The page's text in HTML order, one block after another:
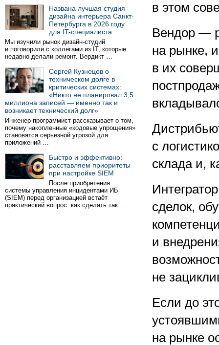
Названа лучшая студия
дизайна интерьера Санкт-
Петербурга в 2026 году
для IT-специалиста
Мы изучили рынок дизайн-студий
и поговорили с коллегами из IT, которые
недавно делали ремонт. Вердикт …
Сергей Кузнецов о
техническом долге в
критических системах:
«Никто не планировал 3,5
миллиона записей — именно так и
возникает технический долг»
Инженер-программист рассказывает о том,
почему накопленные «кодовые упрощения»
становятся серьезной угрозой для
приложений …
Быстро и эффективно:
расставляем приоритеты
при настройке SIEM
После приобретения
системы управления инцидентами ИБ
(SIEM) перед организацией встаёт
практический вопрос: как сделать так …
в этом
Вендор —
на рынке,
в их
с
склада и,
сделок,
и
не
Если до
на рынке